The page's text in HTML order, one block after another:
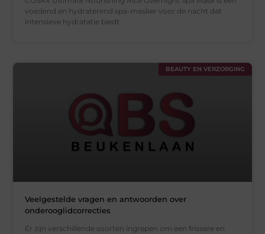
voedend en hydraterend spa-masker voor de nacht dat
intensieve hydratatie biedt
BEAUTY EN VERZORGING
Veelgestelde vragen en antwoorden over
onderooglidcorrecties
Er zijn verschillende soorten ingrepen om een frissere en